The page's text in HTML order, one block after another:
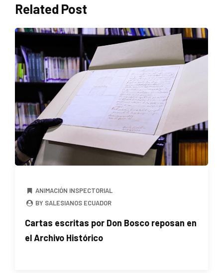
Related Post
ANIMACIÓN INSPECTORIAL
BY SALESIANOS ECUADOR
Cartas escritas por Don Bosco reposan en
el Archivo Histórico